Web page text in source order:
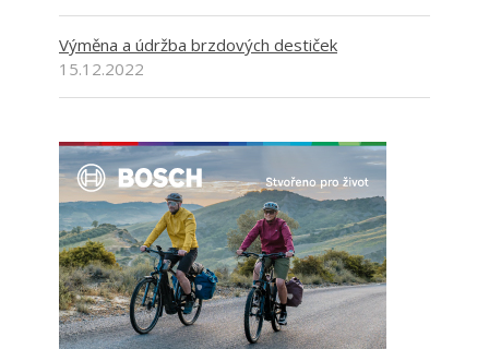
Výměna a údržba brzdových destiček
15.12.2022